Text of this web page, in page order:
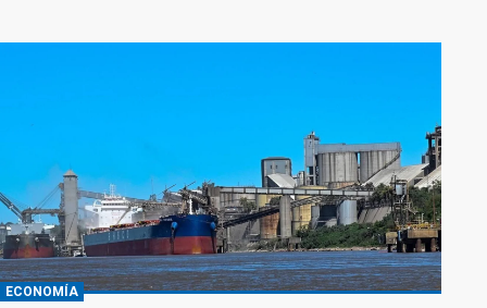
ECONOMÍA